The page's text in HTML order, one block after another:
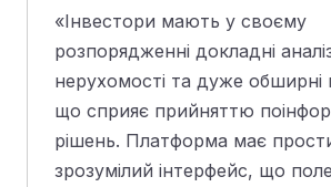
«Інвестори мають у своєму
розпорядженні докладні
нерухомості та дуже обширні
що сприяє прийняттю
рішень. Платформа має
зрозумілий інтерфейс, що